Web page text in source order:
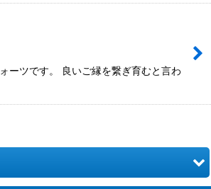
ーツです。 良いご縁を繋ぎ育むと言わ